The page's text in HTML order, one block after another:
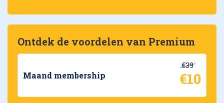
Ontdek de voordelen van Premium
Maand membership
€39
€10